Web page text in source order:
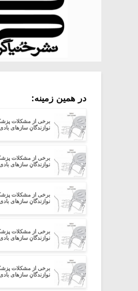
در همین زمینه:
برخی از مشکلات
نوازندگانِ سازهای
برخی از مشکلات
نوازندگانِ سازهای
برخی از مشکلات
نوازندگانِ سازهای
برخی از مشکلات
نوازندگانِ سازهای
برخی از مشکلات
نوازندگانِ سازهای